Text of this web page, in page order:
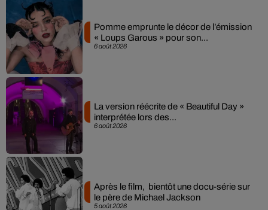
6 août 2026
Pomme emprunte le décor de l’émission
« Loups Garous » pour son...
6 août 2026
La version réécrite de « Beautiful Day »
interprétée lors des...
5 août 2026
Après le film, bientôt une docu-série sur
le père de Michael Jackson